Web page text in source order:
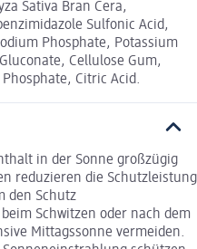
Sativa Bran Cera,
Sulfonic Acid,
Phosphate, Potassium
Cellulose Gum,
Citric Acid.
in der Sonne großzügig
reduzieren die Schutzleistung
den Schutz
Schwitzen oder nach dem
Mittagssonne vermeiden.